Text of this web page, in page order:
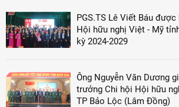
PGS.TS Lê Viết Báu
Hội hữu nghị Việt - Mỹ
kỳ 2024-2029
Ông Nguyễn Văn Dương
trưởng Chi hội Hội hữu
TP Bảo Lộc (Lâm Đồng)